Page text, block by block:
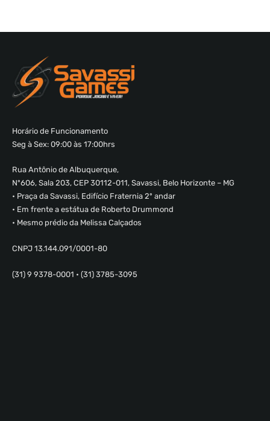
Horário de Funcionamento
Seg à Sex: 09:00 às 17:00hrs
Rua Antônio de Albuquerque,
Nº606, Sala 203, CEP 30112-011, Savassi, Belo Horizonte – MG
• Praça da Savassi, Edifício Fraternia 2º andar
• Em frente a estátua de Roberto Drummond
• Mesmo prédio da Melissa Calçados
CNPJ 13.144.091/0001-80
(31) 9 9378-0001 • (31) 3785-3095